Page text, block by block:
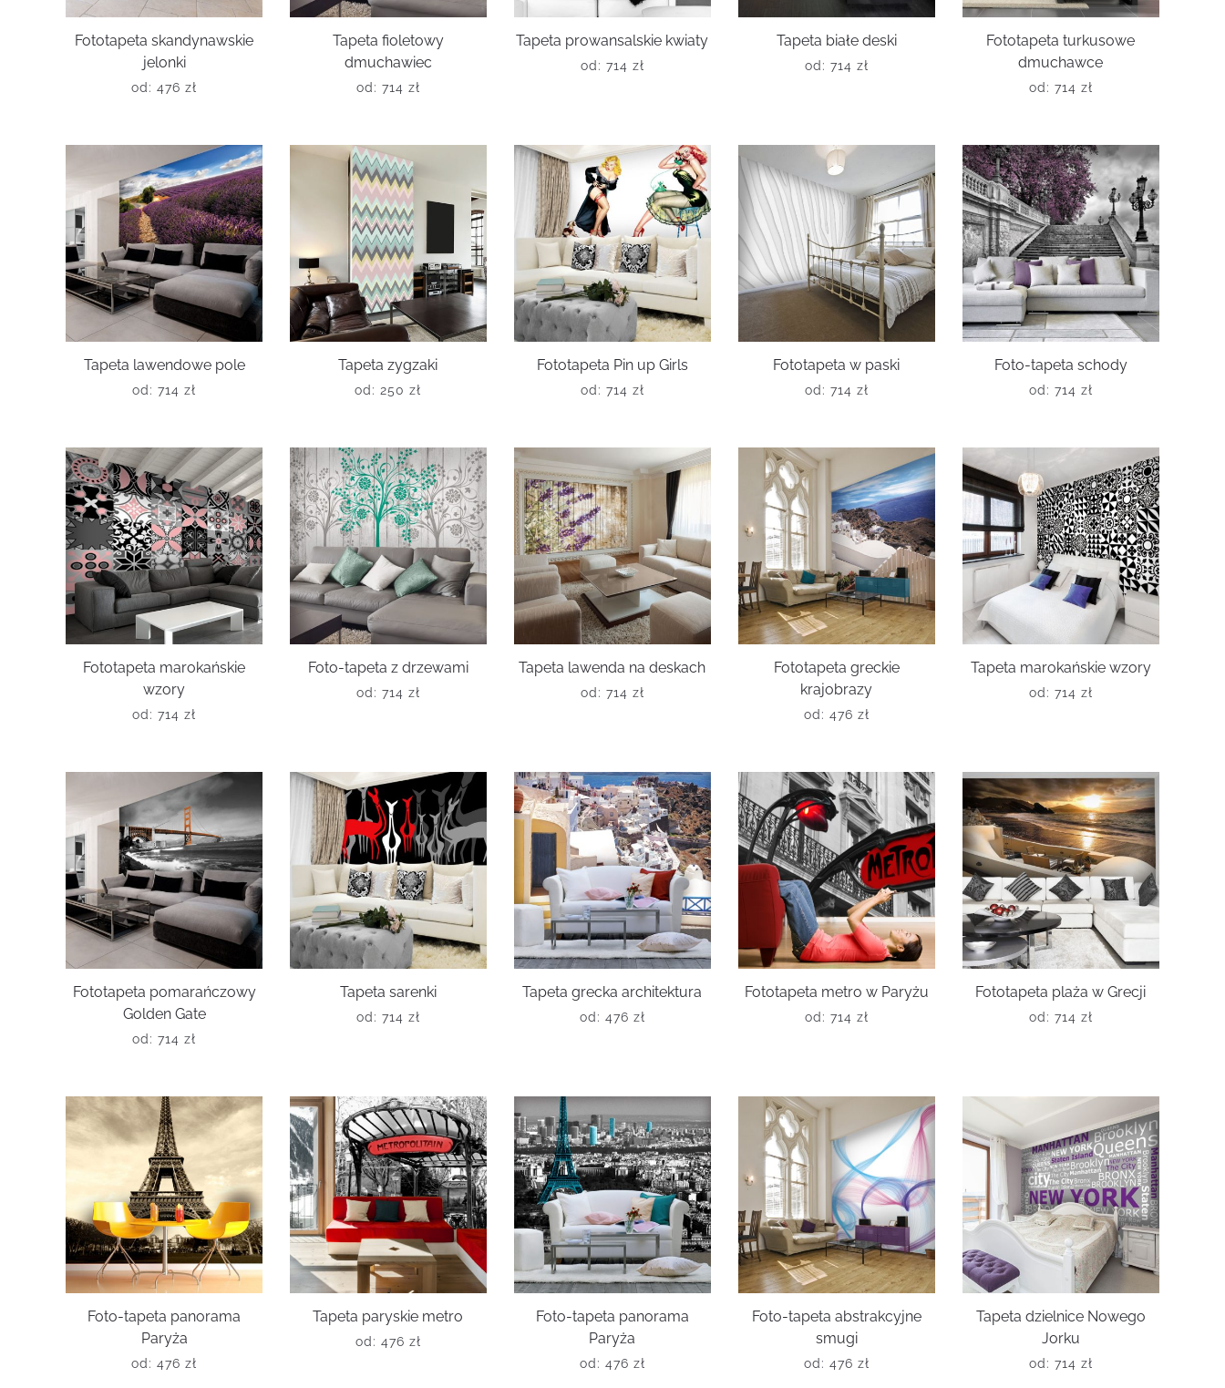
Fototapeta skandynawskie
jelonki
od: 476 zł
Tapeta fioletowy
dmuchawiec
od: 714 zł
Tapeta prowansalskie kwiaty
od: 714 zł
Tapeta białe deski
od: 714 zł
Fototapeta turkusowe
dmuchawce
od: 714 zł
Tapeta lawendowe pole
od: 714 zł
Tapeta zygzaki
od: 250zł
Fototapeta Pin up Girls
od: 714 zł
Fototapeta w paski
od: 714 zł
Foto-tapeta schody
od: 714 zł
Fototapeta marokańskie
wzory
od: 714 zł
Foto-tapeta z drzewami
od: 714 zł
Tapeta lawenda na deskach
od: 714 zł
Fototapeta greckie
krajobrazy
od: 476 zł
Tapeta marokańskie wzory
od: 714 zł
Fototapeta pomarańczowy
Golden Gate
od: 714 zł
Tapeta sarenki
od: 714 zł
Tapeta grecka architektura
od: 476 zł
Fototapeta metro w Paryżu
od: 714 zł
Fototapeta plaża w Grecji
od: 714 zł
Foto-tapeta panorama
Paryża
od: 476 zł
Tapeta paryskie metro
od: 476 zł
Foto-tapeta panorama
Paryża
od: 476 zł
Foto-tapeta abstrakcyjne
smugi
od: 476 zł
Tapeta dzielnice Nowego
Jorku
od: 714 zł